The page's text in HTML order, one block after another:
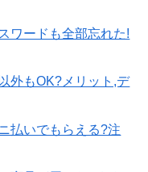
ワードも全部忘れた!
外もOK?メリット,デ
払いでもらえる?注